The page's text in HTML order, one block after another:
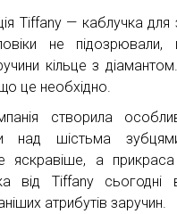
Tiffany — каблучка для
не підозрювали,
кільце з
це необхідно.
створила
над шістьма
яскравіше, а
від Tiffany сьогодні
атрибутів заручин.